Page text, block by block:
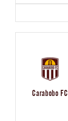
Carabobo FC